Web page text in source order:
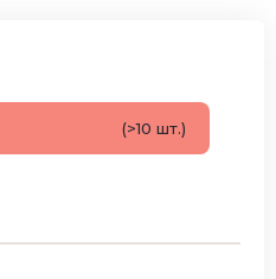
(>10 шт.)